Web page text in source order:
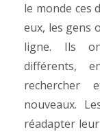
le monde ces
eux, les gens
ligne. Ils
différents,
rechercher
nouveaux.
réadapter